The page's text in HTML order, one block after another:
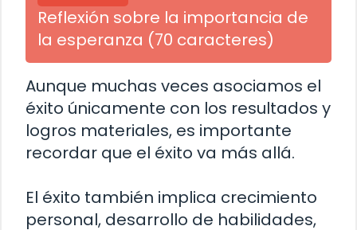
Reflexión sobre la importancia de
la esperanza (70 caracteres)
Aunque muchas veces asociamos el
éxito únicamente con los resultados y
logros materiales, es importante
recordar que el éxito va más allá.
El éxito también implica crecimiento
personal, desarrollo de habilidades,